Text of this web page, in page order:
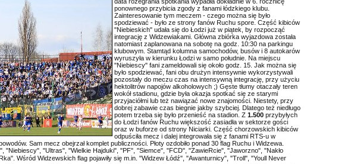
ponownego przybicia zgody z fanami łódzkiego klubu.
Zainteresowanie tym meczem - czego można się było
spodziewać - było ze strony fanów Ruchu spore. Część kibiców
"Niebieskich" udała się do Łodzi już w piątek, by rozpocząć
integrację z Widzewiakami. Główna zbiórka wyjazdowa została
natomiast zaplanowana na sobotę na godz. 10:30 na parkingu
klubowym. Stamtąd kolumna samochodów, busów i 8 autokarów
wyruszyła w kierunku Łodzi w samo południe. Na miejscu
"Niebiescy" fani zameldowali się około godz. 15. Jak można się
było spodziewać, fani obu drużyn intensywnie wykorzystywali
pozostały do meczu czas na intensywną integrację, przy użyciu
hektolitrów napojów alkoholowych ;) Gęste tłumy otaczały teren
wokół stadionu, gdzie była okazja spotkać się ze starymi
przyjaciółmi lub też nawiązać nowe znajomości. Niestety, przy
dobrej zabawie czas biegnie jakby szybciej. Dlatego też niedługo
potem trzeba się było przenieść na stadion. Z 1.500przybyłych
do Łodzi fanów Ruchu większość zasiadła w sektorze gości
oraz w buforze od strony Niciarki. Część chorzowskich kibiców
odpuściła mecz i dalej integrowała się z fanami RTS-u w
Sam mecz obejrzał komplet publiczności. Płoty ozdobiło ponad 30 flag Ruchu i Widzewa.
"Niebiescy", "Ultras", "Wielkie Hajduki", "PF", "Siemce", "FCD", "ZawieRcie", "Jaworzno", "Nakło
Wśród Widzewskich flag pojawiły się m.in. "Widzew Łódź", "Awanturnicy", "Troll", "Youll Never